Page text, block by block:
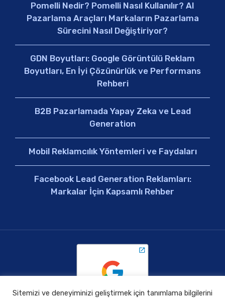
Pomelli Nedir? Pomelli Nasıl Kullanılır? AI
Pazarlama Araçları Markaların Pazarlama
Sürecini Nasıl Değiştiriyor?
GDN Boyutları: Google Görüntülü Reklam
Boyutları, En İyi Çözünürlük ve Performans
Rehberi
B2B Pazarlamada Yapay Zeka ve Lead
Generation
Mobil Reklamcılık Yöntemleri ve Faydaları
Facebook Lead Generation Reklamları:
Markalar İçin Kapsamlı Rehber
Sitemizi ve deneyiminizi geliştirmek için tanımlama bilgilerini